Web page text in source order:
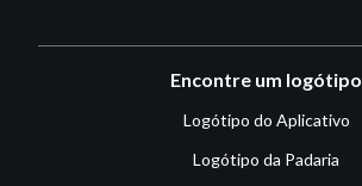
Encontre um logótipo
Logótipo do Aplicativo
Logótipo da Padaria